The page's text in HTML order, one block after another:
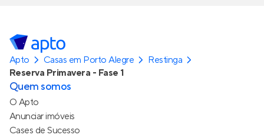
Apto Casas em Porto Alegre
Restinga
Reserva Primavera - Fase 1
Quem somos
O Apto
Anunciar imóveis
Cases de Sucesso